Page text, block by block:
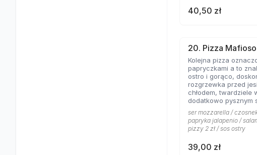
40,50 zł
20. Pizza Mafioso
Kolejna pizza
papryczkami a to
ostro i gorąco, doskonała
rozgrzewka przed
chłodem, twardziele
dodatkowo pysznym
pomidorowym
gorąco.
ser mozzarella /
papryka jalapenio /
pizzy 2 zł / sos ostry
39,00 zł